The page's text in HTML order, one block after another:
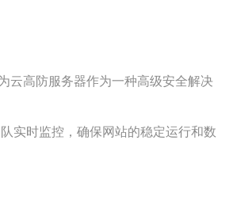
云高防服务器作为一种高级安全解决
实时监控，确保网站的稳定运行和数